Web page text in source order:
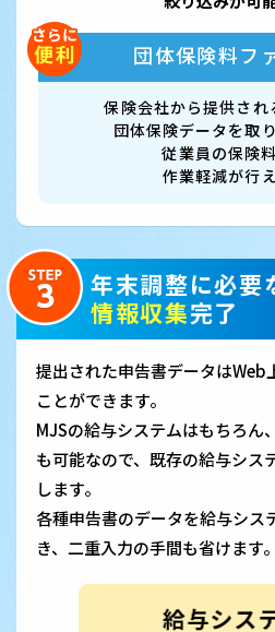
団体保険料フ
保険会社から提供され
団体保険データを取
従業員の保険
作業軽減が行え
年末調整に必要
情報収集完了
提出された申告書データはWeb
ことができます。
MJSの給与システムはもちろん
も可能なので、既存の給与シス
します。
各種申告書のデータを給与シス
き、二重入力の手間も省けます。